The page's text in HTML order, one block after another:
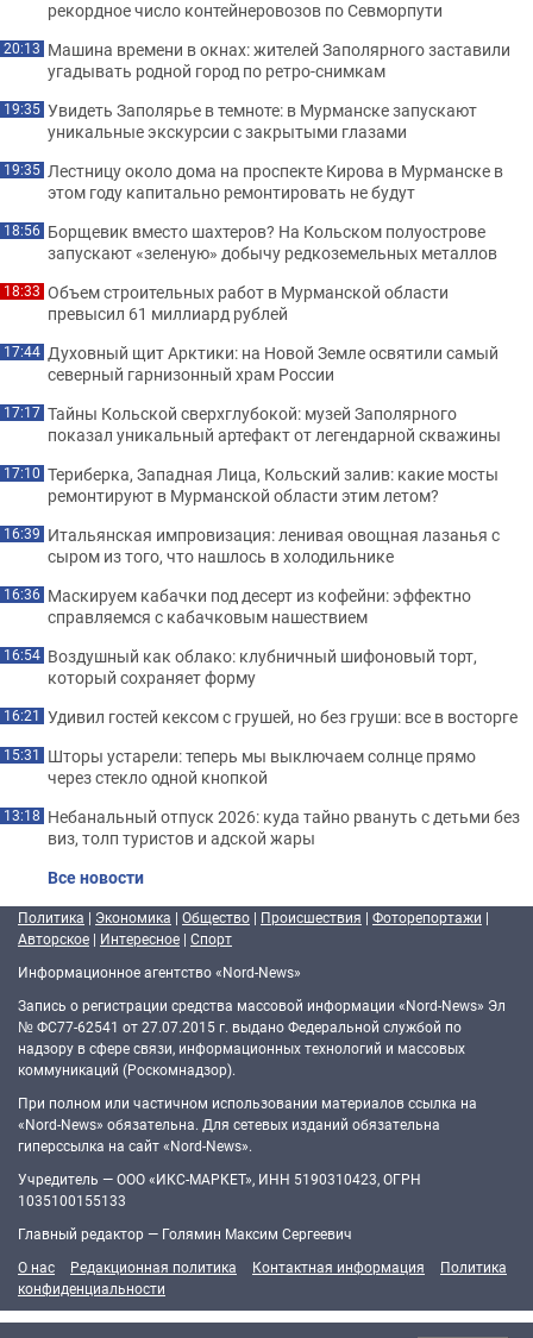
рекордное число контейнеровозов по Севморпути
20:13 Машина времени в окнах: жителей Заполярного заставили
угадывать родной город по ретро-снимкам
19:35 Увидеть Заполярье в темноте: в Мурманске запускают
уникальные экскурсии с закрытыми глазами
19:35 Лестницу около дома на проспекте Кирова в Мурманске в
этом году капитально ремонтировать не будут
18:56 Борщевик вместо шахтеров? На Кольском полуострове
запускают «зеленую» добычу редкоземельных металлов
18:33 Объем строительных работ в Мурманской области
превысил 61 миллиард рублей
17:44 Духовный щит Арктики: на Новой Земле освятили самый
северный гарнизонный храм России
17:17 Тайны Кольской сверхглубокой: музей Заполярного
показал уникальный артефакт от легендарной скважины
17:10 Териберка, Западная Лица, Кольский залив: какие мосты
ремонтируют в Мурманской области этим летом?
16:39 Итальянская импровизация: ленивая овощная лазанья с
сыром из того, что нашлось в холодильнике
16:36 Маскируем кабачки под десерт из кофейни: эффектно
справляемся с кабачковым нашествием
16:54 Воздушный как облако: клубничный шифоновый торт,
который сохраняет форму
16:21 Удивил гостей кексом с грушей, но без груши: все в восторге
15:31 Шторы устарели: теперь мы выключаем солнце прямо
через стекло одной кнопкой
13:18 Небанальный отпуск 2026: куда тайно рвануть с детьми без
виз, толп туристов и адской жары
Все новости
Политика | Экономика | Общество | Происшествия | Фоторепортажи |
Авторское | Интересное | Спорт
Информационное агентство «Nord-News»
Запись о регистрации средства массовой информации «Nord-News» Эл
№ ФС77-62541 от 27.07.2015 г. выдано Федеральной службой по
надзору в сфере связи, информационных технологий и массовых
коммуникаций (Роскомнадзор).
При полном или частичном использовании материалов ссылка на
«Nord-News» обязательна. Для сетевых изданий обязательна
гиперссылка на сайт «Nord-News».
Учредитель — ООО «ИКС-МАРКЕТ», ИНН 5190310423, ОГРН
1035100155133
Главный редактор — Голямин Максим Сергеевич
О нас
Редакционная политика Контактная информация
Политика
конфиденциальности